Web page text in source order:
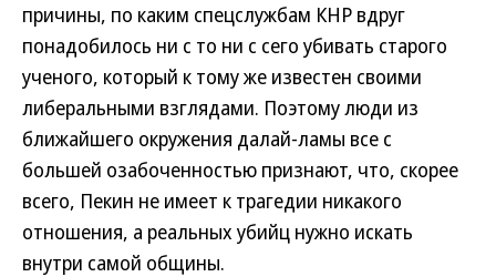
причины, по каким спецслужбам КНР вдруг
понадобилось ни с то ни с сего убивать старого
ученого, который к тому же известен своими
либеральными взглядами. Поэтому люди из
ближайшего окружения далай-ламы все с
большей озабоченностью признают, что, скорее
всего, Пекин не имеет к трагедии никакого
отношения, а реальных убийц нужно искать
внутри самой общины.